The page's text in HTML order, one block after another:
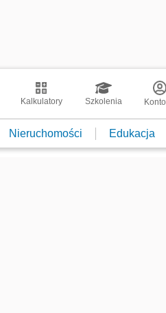
Kalkulatory Szkolenia Konto
Nieruchomości Edukacja